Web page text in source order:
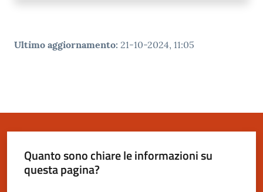
Ultimo aggiornamento: 21-10-2024, 11:05
Quanto sono chiare le informazioni su
questa pagina?